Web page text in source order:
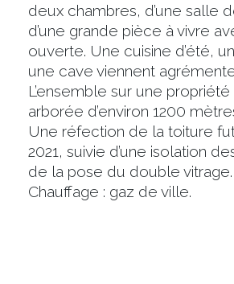
deux chambres, d’une salle
d’une grande pièce à vivre
ouverte. Une cuisine d’été,
une cave viennent
L’ensemble sur une
arborée d’environ 1200
Une réfection de la toiture
2021, suivie d’une isolation
de la pose du double vitrage.
Chauffage : gaz de ville.